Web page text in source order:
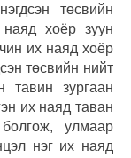
төсвийн
наяд хоёр зуун
их наяд хоёр
төсвийн нийт
тавин зургаан
их наяд таван
улмаар
нэг их наяд